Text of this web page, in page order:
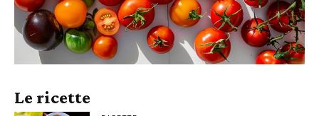
Le ricette